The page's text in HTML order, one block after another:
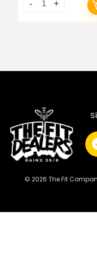
© 2026 The Fit